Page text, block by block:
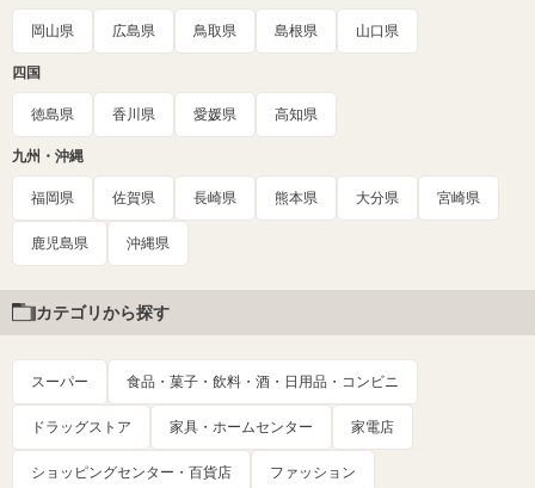
岡山県 広島県 鳥取県 島根県 山口県
四国
徳島県 香川県 愛媛県 高知県
九州・沖縄
福岡県 佐賀県 長崎県 熊本県 大分県 宮崎県
鹿児島県 沖縄県
カテゴリから探す
スーパー 食品・菓子・飲料・酒・日用品・コンビニ
ドラッグストア 家具・ホームセンター 家電店
ショッピングセンター・百貨店 ファッション